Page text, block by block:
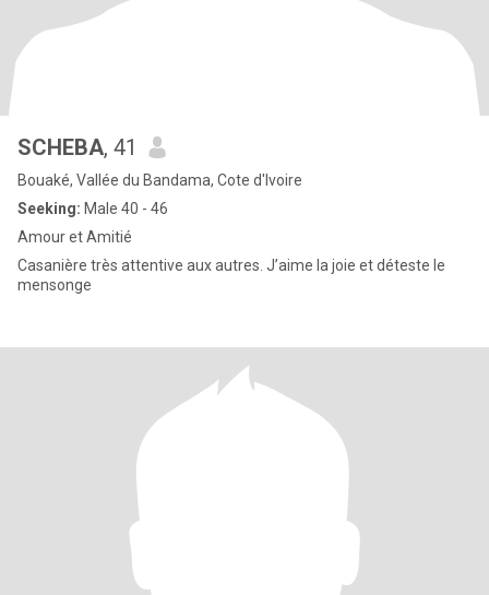
SCHEBA, 41
Bouaké, Vallée du Bandama, Cote d'Ivoire
Seeking: Male 40 - 46
Amour et Amitié
Casanière très attentive aux autres. J’aime la joie et déteste le
mensonge